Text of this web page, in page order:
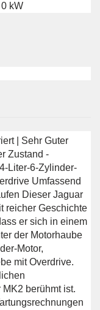
kW
| Sehr Guter
Zustand -
Liter-6-Zylinder-
Umfassend
Dieser Jaguar
reicher Geschichte
er sich in einem
der Motorhaube
Motor,
mit Overdrive.
berühmt ist.